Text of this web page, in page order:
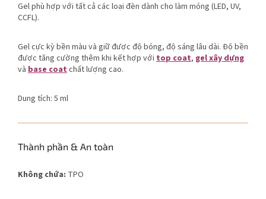
Gel phù hợp với tất cả các loại đèn dành cho làm móng (LED, UV,
CCFL).
Gel cực kỳ bền màu và giữ được độ bóng, độ sáng lâu dài. Độ bền
được tăng cường thêm khi kết hợp với top coat, gel xây dựng
và base coatchất lượng cao.
Dung tích: 5 ml
Thành phần & An toàn
Không chứa: TPO